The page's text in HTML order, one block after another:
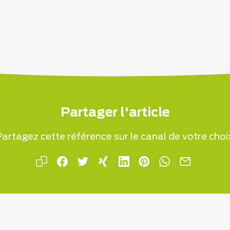
Partager l'article
cette référence sur le canal de votre